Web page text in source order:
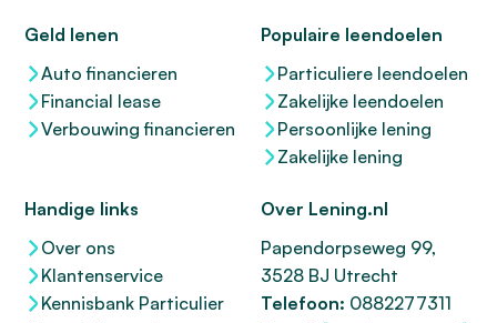
Geld lenen
Auto financieren
Financial lease
Verbouwing financieren
Populaire leendoelen
Particuliere leendoelen
Zakelijke leendoelen
Persoonlijke lening
Zakelijke lening
Handige links
Over ons
Klantenservice
Kennisbank Particulier
Over Lening.nl
Papendorpseweg 99,
3528 BJ Utrecht
Telefoon: 0882277311